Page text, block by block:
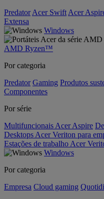
Predator Acer Swift Acer
Extensa
Windows
AMD Ryzen™
Por categoria
Predator Gaming Produtos
Componentes
Por série
Multifuncionais Acer Aspire
Desktops Acer Veriton para
Estações de trabalho Acer
Windows
Por categoria
Empresa Cloud gaming